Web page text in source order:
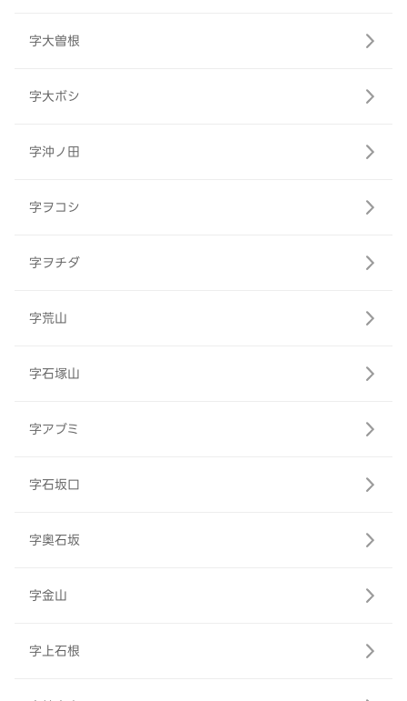
字大曽根
字大ボシ
字沖ノ田
字ヲコシ
字ヲチダ
字荒山
字石塚山
字アブミ
字石坂口
字奥石坂
字金山
字上石根